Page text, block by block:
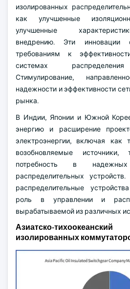
изолированных
как улучшенные
улучшенные
внедрению. Эти инновации
требованиям к
системах распределения
Стимулирование,
надежности и эффективности
рынка.
В Индии, Японии и Южной
энергию и расширение
электроэнергии, включая как
возобновляемые источники,
потребность в
распределительных
распределительные
роль в управлении и
вырабатываемой из различных
Азиатско-
изолированных